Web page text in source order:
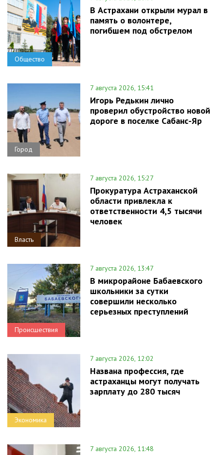
Общество
В Астрахани открыли мурал в
память о волонтере,
погибшем под обстрелом
Город
7 августа 2026, 15:41
Игорь Редькин лично
проверил обустройство новой
дороге в поселке Сабанс-Яр
Власть
7 августа 2026, 15:27
Прокуратура Астраханской
области привлекла к
ответственности 4,5 тысячи
человек
Происшествия
7 августа 2026, 13:47
В микрорайоне Бабаевского
школьники за сутки
совершили несколько
серьезных преступлений
Экономика
7 августа 2026, 12:02
Названа профессия, где
астраханцы могут получать
зарплату до 280 тысяч
7 августа 2026, 11:48